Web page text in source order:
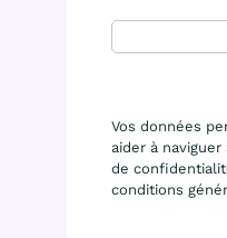
Vos données
aider à
de
conditions